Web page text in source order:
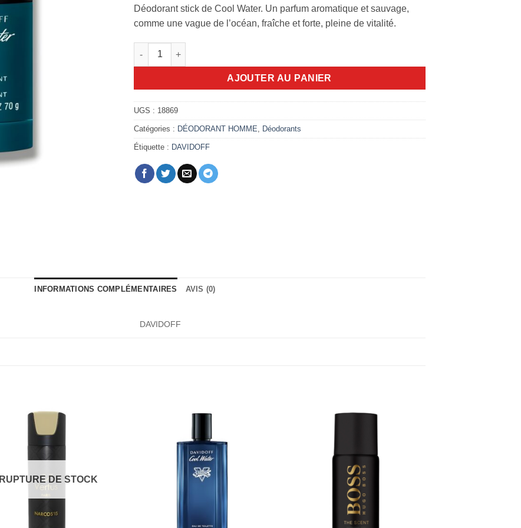
Déodorant stick de Cool Water. Un parfum aromatique et sauvage,
comme une vague de l’océan, fraîche et forte, pleine de vitalité.
quantité de Stick Davidoff cool water 70g
AJOUTER AU PANIER
UGS : 18869
Catégories : DÉODORANT HOMME, Déodorants
Étiquette : DAVIDOFF
INFORMATIONS COMPLÉMENTAIRES AVIS (0)
DAVIDOFF
RUPTURE DE STOCK